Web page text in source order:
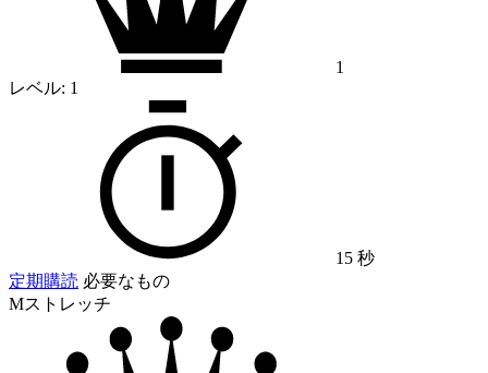
1
レベル: 1
15 秒
定期購読 必要なもの
Mストレッチ